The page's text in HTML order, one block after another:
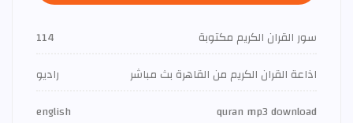
سور القران الكريم مكتوبة
114
اذاعة القران الكريم من القاهرة بث مباشر
راديو
quran mp3 download
english